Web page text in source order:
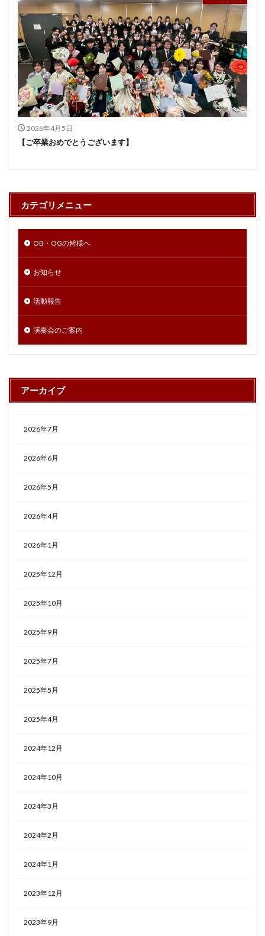
2026年4月5日
【ご卒業おめでとうございます】
カテゴリメニュー
OB・OGの皆様へ
お知らせ
活動報告
演奏会のご案内
アーカイブ
2026年7月
2026年6月
2026年5月
2026年4月
2026年1月
2025年12月
2025年10月
2025年9月
2025年7月
2025年5月
2025年4月
2024年12月
2024年10月
2024年3月
2024年2月
2024年1月
2023年12月
2023年9月